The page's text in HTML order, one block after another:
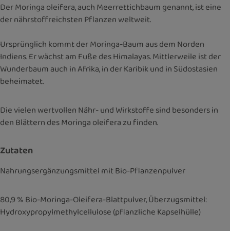
Der Moringa oleifera, auch Meerrettichbaum genannt, ist eine
der nährstoffreichsten Pflanzen weltweit.
Ursprünglich kommt der Moringa-Baum aus dem Norden
Indiens. Er wächst am Fuße des Himalayas. Mittlerweile ist der
Wunderbaum auch in Afrika, in der Karibik und in Südostasien
beheimatet.
Die vielen wertvollen Nähr- und Wirkstoffe sind besonders in
den Blättern des Moringa oleifera zu finden.
Zutaten
Nahrungsergänzungsmittel mit Bio-Pflanzenpulver
80,9 % Bio-Moringa-Oleifera-Blattpulver, Überzugsmittel:
Hydroxypropylmethylcellulose (pflanzliche Kapselhülle)